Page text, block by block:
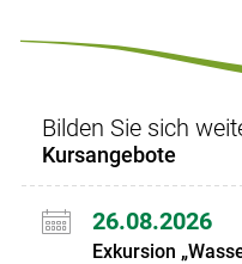
Bilden Sie sich
Kursangebote
26.08.2026
Exkursion